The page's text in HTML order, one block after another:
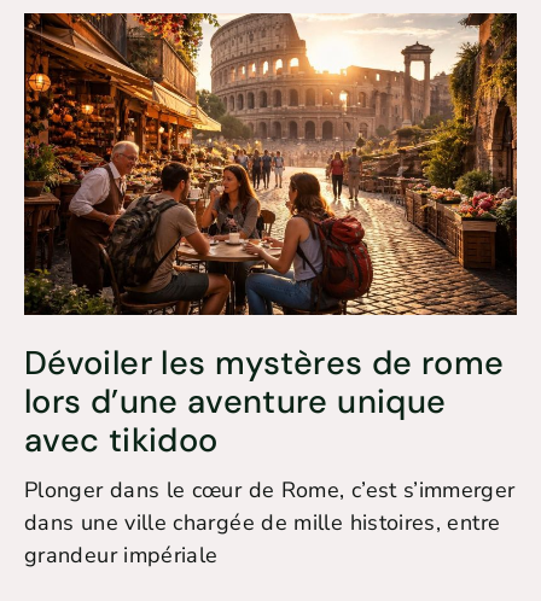
Dévoiler les mystères de rome
lors d’une aventure unique
avec tikidoo
Plonger dans le cœur de Rome, c’est s’immerger
dans une ville chargée de mille histoires, entre
grandeur impériale